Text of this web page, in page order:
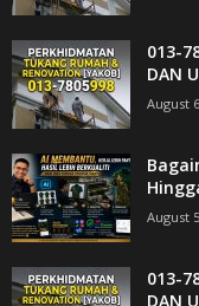
013-
DAN
August
August
013-
DAN